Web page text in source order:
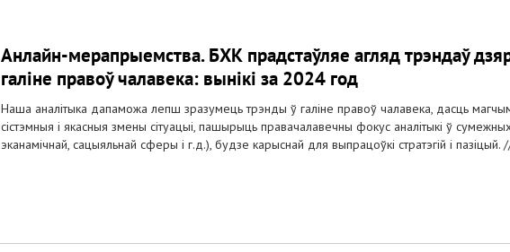
Анлайн-мерапрыемства. БХК прадстаўляе агляд трэндаў
галіне правоў чалавека: вынікі за 2024 год
Наша аналітыка дапаможа лепш зразумець трэнды ў галіне правоў чалавека, дасць
сістэмныя і якасныя змены сітуацыі, пашырыць правачалавечны фокус аналітыкі ў сумежных
эканамічнай, сацыяльнай сферы і г.д.), будзе карыснай для выпрацоўкі стратэгій і пазіцый.